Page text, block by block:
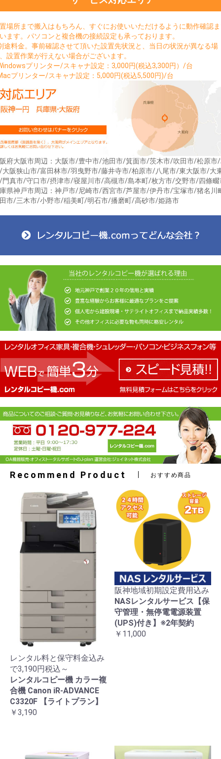
場所まで搬入はもちろん、すぐにお使いいただけるように動作確認
ます。パソコンと複合機の接続設定も承っております。
途料金。事前確認させて頂いた設置先状況と、当日の状況が異なる場
設置作業が行えない場合がございます。
プリンター/スキャナ設定：3,000円(税込3,300円）/台
プリンター/スキャナ設定：5,000円(税込5,500円)/台
府大阪市周辺：大阪市/豊中市/池田市/箕面市/茨木市/吹田市/松原市
大阪狭山市/富田林市/羽曳野市/藤井寺市/柏原市/八尾市/東大阪市/大
門真市/守口市/摂津市/寝屋川市/高槻市/島本町/枚方市/交野市/四條畷
県神戸市周辺：神戸市/尼崎市/西宮市/芦屋市/伊丹市/宝塚市/猪名川
市/三木市/小野市/稲美町/明石市/播磨町/高砂市/姫路市
Recommend Product おすすめ商品
レンタル料と保守料金込み
で3,190円税込～
レンタルコピー機 カラー複
合機 Canon iR-ADVANCE
C3320F 【ライトプラン】
￥3,190
阪神地域初期設定費用込み
NASレンタルサービス【保
守管理・無停電電源装置
(UPS)付き】※2年契約
￥11,000